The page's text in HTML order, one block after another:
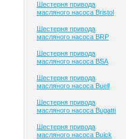
Шестерня привода
масляного насоса Bristol
Шестерня привода
масляного насоса BRP
Шестерня привода
масляного насоса BSA
Шестерня привода
масляного насоса Buell
Шестерня привода
масляного насоса Bugatti
Шестерня привода
масляного насоса Buick